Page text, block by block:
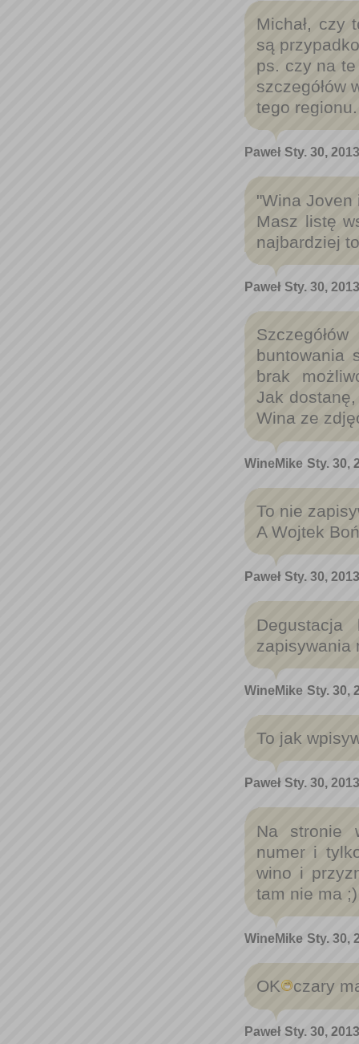
Michał, czy
są
ps. czy na te
szczegółów
tego regionu.
Paweł Sty. 30,
"Wina Joven
Masz listę
najbardziej
Paweł Sty. 30,
buntowania
brak
Jak
Wina ze
WineMike Sty. 30,
To nie
A Wojtek
Paweł Sty. 30,
zapisywania
WineMike Sty. 30,
To jak
Paweł Sty. 30,
Na stronie
numer i
wino i
tam nie ma ;)
WineMike Sty. 30,
OK czary
Paweł Sty. 30,